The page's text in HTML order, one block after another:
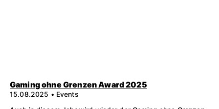
Gaming ohne Grenzen Award 2025
15.08.2025 • Events